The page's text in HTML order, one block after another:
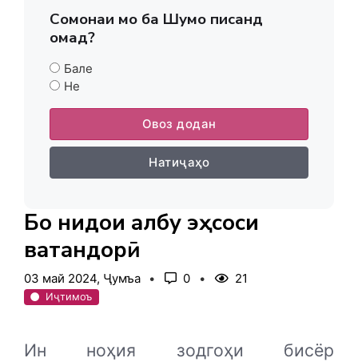
Сомонаи мо ба Шумо писанд
омад?
Бале
Не
Овоз додан
Натиҷаҳо
Бо нидои қалбу эҳсоси
ватандорӣ
03 май 2024, Ҷумъа 0 21
Иҷтимоъ
Ин ноҳия зодгоҳи бисёр